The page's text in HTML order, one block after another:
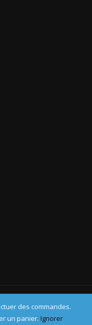
des commandes.
un panier.Ignorer